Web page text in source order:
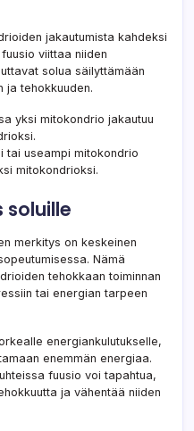
jakautumista kahdeksi
viittaa niiden
solua säilyttämään
ja tehokkuuden.
yksi mitokondrio jakautuu
tai useampi mitokondrio
mitokondrioksi.
soluille
merkitys on keskeinen
Nämä
tehokkaan toiminnan
tai energian tarpeen
energiankulutukselle,
enemmän energiaa.
fuusio voi tapahtua,
ja vähentää niiden